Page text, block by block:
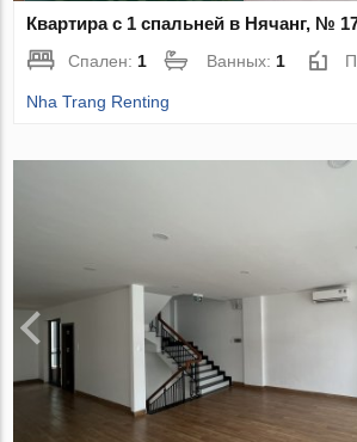
Квартира с 1 спальней в Нячанг, №
Спален: 1 Ванных: 1
Nha Trang Renting